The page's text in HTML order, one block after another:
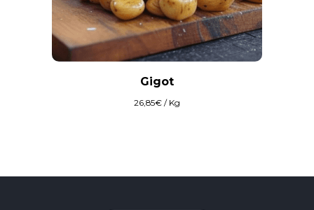
Gigot
26,85€ / Kg